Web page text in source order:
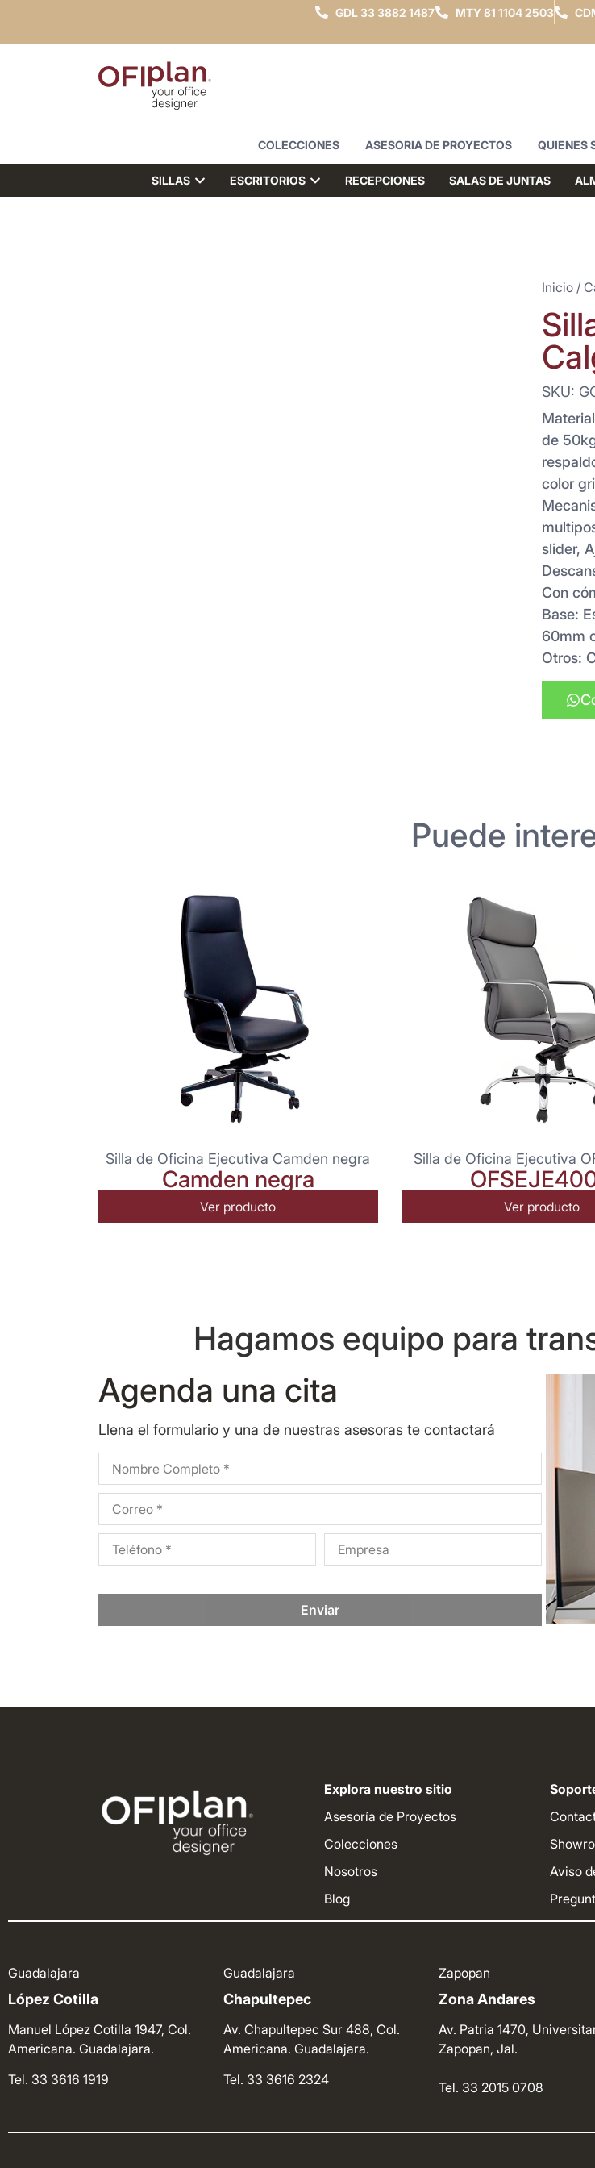
GDL33 3882 1487 MTY81 1104 2503
COLECCIONES ASESORIA DE PROYECTOS QUIENES
SILLAS ESCRITORIOS RECEPCIONES SALAS DE JUNTAS
Inicio /
SKU:
de
color
slider,
Con
Base:
60mm
Otros:
Puede
Silla de Oficina Ejecutiva Camden negra
Camden negra
Ver producto
Silla de Oficina Ejecutiva
Ver producto
Hagamos equipo para
Agenda una cita
Llena el formulario y una de nuestras asesoras te contactará
Enviar
Explora nuestro sitio
Asesoría de Proyectos
Colecciones
Nosotros
Blog
Aviso
Guadalajara
López Cotilla
Manuel López Cotilla 1947, Col.
Americana. Guadalajara.
Tel. 33 3616 1919
Guadalajara
Chapultepec
Av. Chapultepec Sur 488, Col.
Americana. Guadalajara.
Tel. 33 3616 2324
Zapopan
Zona Andares
Av. Patria 1470,
Zapopan, Jal.
Tel. 33 2015 0708